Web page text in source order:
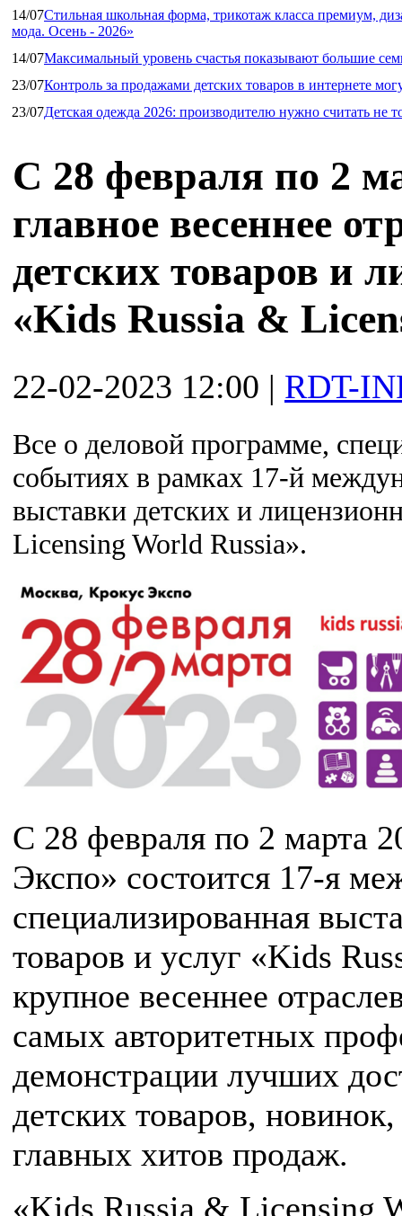
14/07Стильная школьная форма, трикотаж класса премиум,
мода. Осень - 2026»
14/07Максимальный уровень счастья показывают большие
23/07Контроль за продажами детских товаров в интернете
23/07Детская одежда 2026: производителю нужно считать не
C 28 февраля по 2
главное весеннее
детских товаров и
«Kids Russia &
22-02-2023 12:00 | RDT-
Все о деловой программе,
событиях в рамках 17-й
выставки детских и
Licensing World Russia».
С 28 февраля по 2 марта
Экспо» состоится 17-я
специализированная
товаров и услуг «Kids
крупное весеннее
самых авторитетных
демонстрации лучших
детских товаров,
главных хитов продаж.
«Kids Russia & Licensing